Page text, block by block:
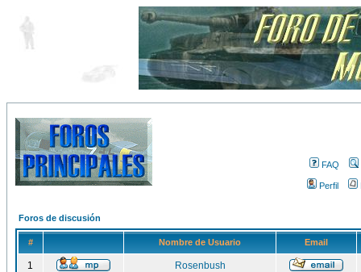
FAQ
Perfil
Foros de discusión
# Nombre de Usuario Email
1 Rosenbush